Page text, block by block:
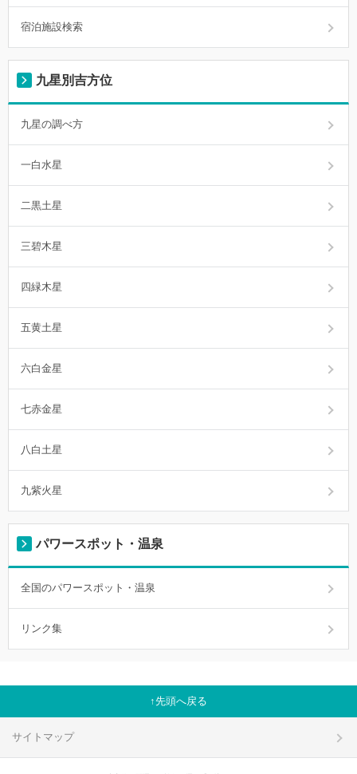
宿泊施設検索
九星別吉方位
九星の調べ方
一白水星
二黒土星
三碧木星
四緑木星
五黄土星
六白金星
七赤金星
八白土星
九紫火星
パワースポット・温泉
全国のパワースポット・温泉
リンク集
先頭へ戻る
サイトマップ